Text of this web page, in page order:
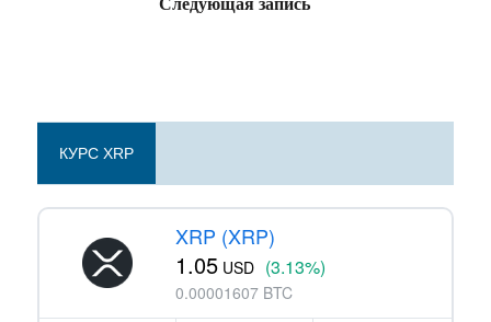
КУРС XRP
XRP (XRP)
1.05 USD (3.13%)
0.00001607 BTC